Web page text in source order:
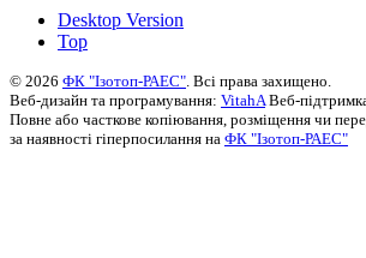
Desktop Version
Top
© 2026 ФК "Ізотоп-РАЕС" . Всі права захищено.
Веб-дизайн та програмування: VitahA Веб-
Повне або часткове копіювання, розміщення чи
за наявності гіперпосилання на ФК "Ізотоп-РАЕС"